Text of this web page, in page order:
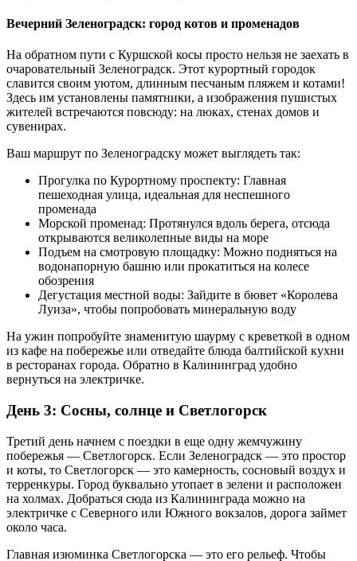
Вечерний Зеленоградск: город котов и променадов
На обратном пути с Куршской косы просто нельзя не заехать в
очаровательный Зеленоградск. Этот курортный городок
славится своим уютом, длинным песчаным пляжем и котами!
Здесь им установлены памятники, а изображения пушистых
жителей встречаются повсюду: на люках, стенах домов и
сувенирах.
Ваш маршрут по Зеленоградску может выглядеть так:
Прогулка по Курортному проспекту: Главная
пешеходная улица, идеальная для неспешного
променада
Морской променад: Протянулся вдоль берега, отсюда
открываются великолепные виды на море
Подъем на смотровую площадку: Можно подняться на
водонапорную башню или прокатиться на колесе
обозрения
Дегустация местной воды: Зайдите в бювет «Королева
Луиза», чтобы попробовать минеральную воду
На ужин попробуйте знаменитую шаурму с креветкой в одном
из кафе на побережье или отведайте блюда балтийской кухни
в ресторанах города. Обратно в Калининград удобно
вернуться на электричке.
День 3: Сосны, солнце и Светлогорск
Третий день начнем с поездки в еще одну жемчужину
побережья — Светлогорск. Если Зеленоградск — это простор
и коты, то Светлогорск — это камерность, сосновый воздух и
терренкуры. Город буквально утопает в зелени и расположен
на холмах. Добраться сюда из Калининграда можно на
электричке с Северного или Южного вокзалов, дорога займет
около часа.
Главная изюминка Светлогорска — это его рельеф. Чтобы